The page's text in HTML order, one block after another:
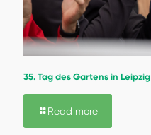
35. Tag des Gartens in Leipzig
Read more